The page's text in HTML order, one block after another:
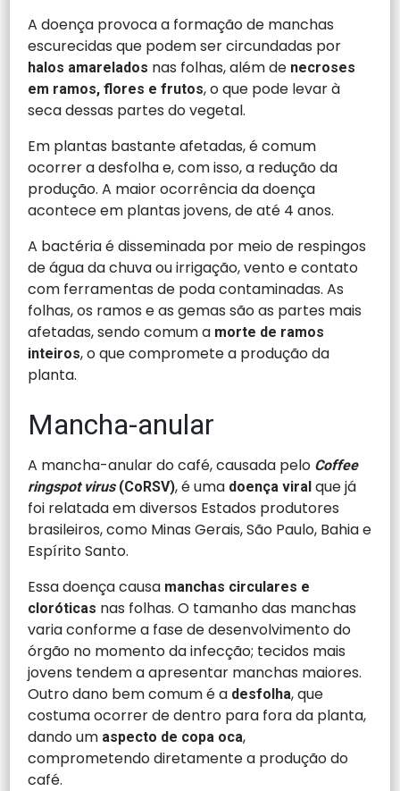
A doença provoca a formação de manchas
escurecidas que podem ser circundadas por
halos amarelados nas folhas, além de necroses
em ramos, flores e frutos, o que pode levar à
seca dessas partes do vegetal.
Em plantas bastante afetadas, é comum
ocorrer a desfolha e, com isso, a redução da
produção. A maior ocorrência da doença
acontece em plantas jovens, de até 4 anos.
A bactéria é disseminada por meio de respingos
de água da chuva ou irrigação, vento e contato
com ferramentas de poda contaminadas. As
folhas, os ramos e as gemas são as partes mais
afetadas, sendo comum a morte de ramos
inteiros, o que compromete a produção da
planta.
Mancha-anular
A mancha-anular do café, causada pelo Coffee
ringspot virus(CoRSV), é uma doença viral que já
foi relatada em diversos Estados produtores
brasileiros, como Minas Gerais, São Paulo, Bahia e
Espírito Santo.
Essa doença causa manchas circulares e
cloróticas nas folhas. O tamanho das manchas
varia conforme a fase de desenvolvimento do
órgão no momento da infecção; tecidos mais
jovens tendem a apresentar manchas maiores.
Outro dano bem comum é a desfolha, que
costuma ocorrer de dentro para fora da planta,
dando um aspecto de copa oca,
comprometendo diretamente a produção do
café.